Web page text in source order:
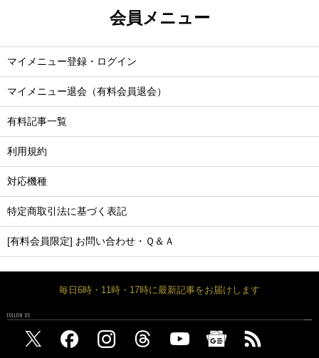
会員メニュー
マイメニュー登録・ログイン
マイメニュー退会（有料会員退会）
有料記事一覧
利用規約
対応機種
特定商取引法に基づく表記
[有料会員限定] お問い合わせ・Ｑ＆Ａ
毎日6時・11時・17時に最新記事をお届けします
FOLLOW US